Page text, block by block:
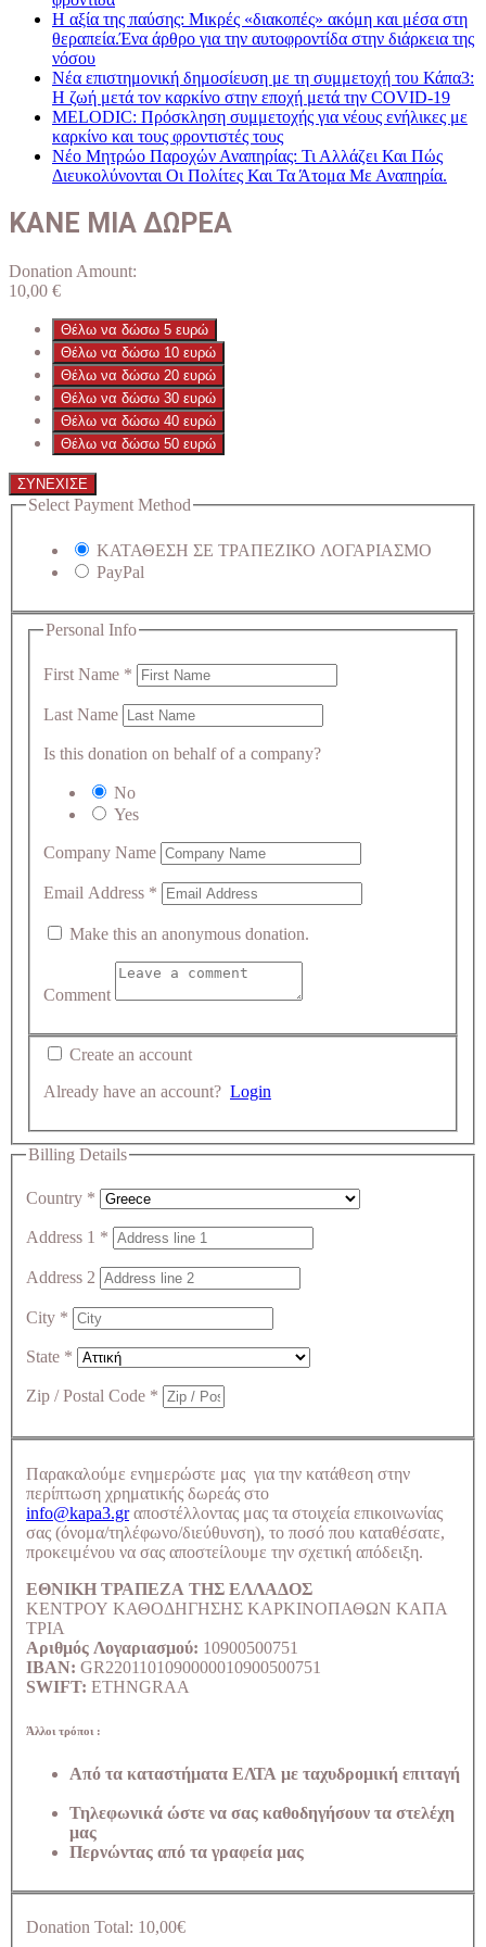
Η αξία της παύσης: Μικρές «διακοπές» ακόμη και μέσα στη
θεραπεία.Ένα άρθρο για την αυτοφροντίδα στην διάρκεια της
νόσου
Νέα επιστημονική δημοσίευση με τη συμμετοχή του Κάπα3:
Η ζωή μετά τον καρκίνο στην εποχή μετά την COVID-19
MELODIC: Πρόσκληση συμμετοχής για νέους ενήλικες με
καρκίνο και τους φροντιστές τους
Νέο Μητρώο Παροχών Αναπηρίας: Τι Αλλάζει Και Πώς
Διευκολύνονται Οι Πολίτες Και Τα Άτομα Με Αναπηρία.
ΚΑΝΕ ΜΙΑ ΔΩΡΕΑ
Donation Amount:
10,00 €
Θέλω να δώσω 5 ευρώ
Θέλω να δώσω 10 ευρώ
Θέλω να δώσω 20 ευρώ
Θέλω να δώσω 30 ευρώ
Θέλω να δώσω 40 ευρώ
Θέλω να δώσω 50 ευρώ
ΣΥΝΕΧΙΣΕ
Select Payment Method
ΚΑΤΑΘΕΣΗ ΣΕ ΤΡΑΠΕΖΙΚΟ ΛΟΓΑΡΙΑΣΜΟ
PayPal
Personal Info
First Name *
Last Name
Is this donation on behalf of a company?
No
Yes
Company Name
Email Address *
Make this an anonymous donation.
Comment
Create an account
Already have an account? Login
Billing Details
Country *
Address 1 *
Address 2
City *
State *
Zip / Postal Code *
Παρακαλούμε ενημερώστε μας για την κατάθεση στην
περίπτωση χρηματικής δωρεάς στο
info@kapa3.grαποστέλλοντας μας τα στοιχεία επικοινωνίας
σας (όνομα/τηλέφωνο/διεύθυνση), το ποσό που καταθέσατε,
προκειμένου να σας αποστείλουμε την σχετική απόδειξη.
ΕΘΝΙΚΗ ΤΡΑΠΕΖΑ ΤΗΣ ΕΛΛΑΔΟΣ
ΚΕΝΤΡΟΥ ΚΑΘΟΔΗΓΗΣΗΣ ΚΑΡΚΙΝΟΠΑΘΩΝ ΚΑΠΑ
ΤΡΙΑ
Αριθμός Λογαριασμού: 10900500751
IBAN: GR2201101090000010900500751
SWIFT: ETHNGRAA
Άλλοι τρόποι :
Από τα καταστήματα ΕΛΤΑ με ταχυδρομική επιταγή
Τηλεφωνικά ώστε να σας καθοδηγήσουν τα στελέχη
μας
Περνώντας από τα γραφεία μας
Donation Total: 10,00€